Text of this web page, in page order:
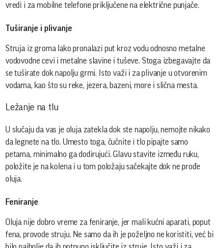
vredi i za mobilne telefone priključene na električne punjače.
Tuširanje i plivanje
Struja iz groma lako pronalazi put kroz vodu odnosno metalne
vodovodne cevi i metalne slavine i tuševe. Stoga izbegavajte da
se tuširate dok napolju grmi. Isto važi i za plivanje u otvorenim
vodama, kao što su reke, jezera, bazeni, more i slična mesta.
Ležanje na tlu
U slučaju da vas je oluja zatekla dok ste napolju, nemojte nikako
da legnete na tlo. Umesto toga, čučnite i tlo pipajte samo
petama, minimalno ga dodirujući. Glavu stavite između ruku,
položite je na kolena i u tom položaju sačekajte dok ne prođe
oluja.
Feniranje
Oluja nije dobro vreme za feniranje, jer mali kućni aparati, poput
fena, provode struju. Ne samo da ih je poželjno ne koristiti, već bi